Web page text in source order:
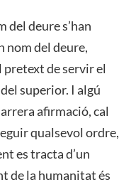
del deure s’han
nom del deure,
pretext de servir el
superior. I algú
afirmació, cal
qualsevol ordre,
es tracta d’un
de la humanitat és